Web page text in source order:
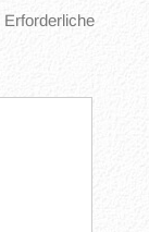
Erforderliche